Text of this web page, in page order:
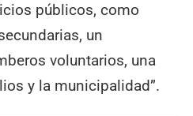
públicos, como
un
voluntarios, una
y la municipalidad”.